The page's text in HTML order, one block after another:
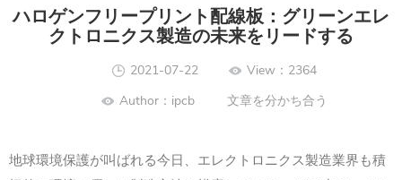
ハロゲンフリープリント配線板：グリーンエレ
クトロニクス製造の未来をリードする
2021-07-22
View：2364
Author：ipcb 文章を分かち合う
地球環境保護が叫ばれる今日、エレクトロニクス製造業界も積